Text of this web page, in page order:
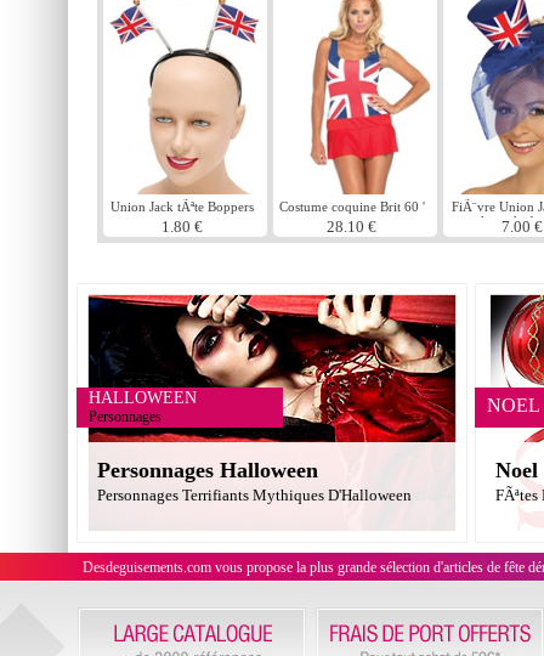
Union Jack tÃªte Boppers
1.80 €
Costume coquine Brit 60 '
s
28.10 €
FiÃ¨vre Union
haut-de-
7.00 €
HALLOWEEN
Personnages
Personnages Halloween
Personnages Terrifiants Mythiques D'Halloween
NOEL
Noel
Desdeguisements.com vous propose la plus grande sélection d'articles de fête